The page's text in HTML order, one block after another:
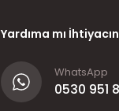
Yardıma mı
WhatsApp
0530 951